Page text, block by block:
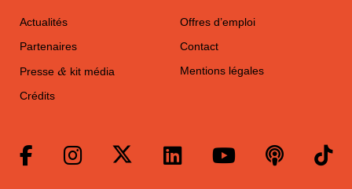
Actualités
Offres d’emploi
Partenaires
Contact
Presse & kit média
Mentions légales
Crédits